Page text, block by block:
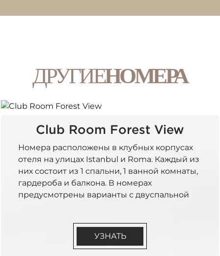
ДРУГИЕНОМЕРА
Club Room Forest View
Номера расположены в клубных корпусах
отеля на улицах Istanbul и Roma. Каждый из
них состоит из 1 спальни, 1 ванной комнаты,
гардероба и балкона. В номерах
предусмотрены варианты с двуспальной
УЗНАТЬ